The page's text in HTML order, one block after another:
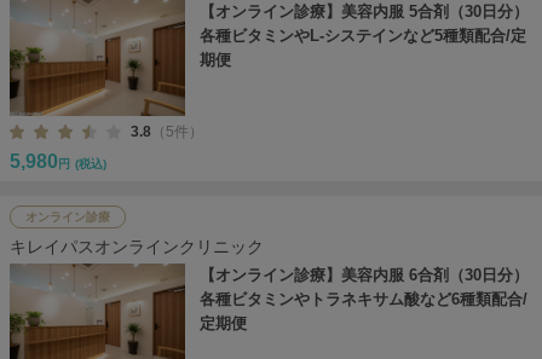
【オンライン診療】美容内服 5合剤（30日分）
各種ビタミンやL-システインなど5種類配合/定
期便
3.8 （5件）
5,980 円 (税込)
オンライン診療
キレイパスオンラインクリニック
【オンライン診療】美容内服 6合剤（30日分）
各種ビタミンやトラネキサム酸など6種類配合/
定期便